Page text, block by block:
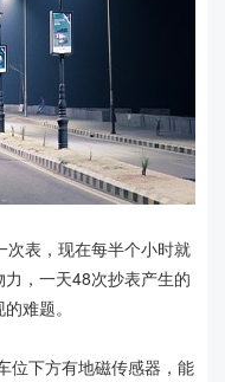
次表，现在每半个小时就
，一天48次抄表产生的
难题。
下方有地磁传感器，能